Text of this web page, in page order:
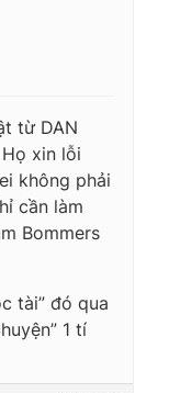
từ DAN
xin lỗi
không phải
cần làm
Bommers
tài” đó qua
1 tí